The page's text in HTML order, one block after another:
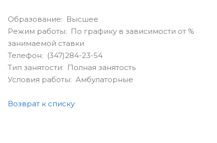
Образование: Высшее
Режим работы: По графику в зависимости от %
занимаемой ставки
Телефон: (347)284-23-54
Тип занятости: Полная занятость
Условия работы: Амбулаторные
Возврат к списку